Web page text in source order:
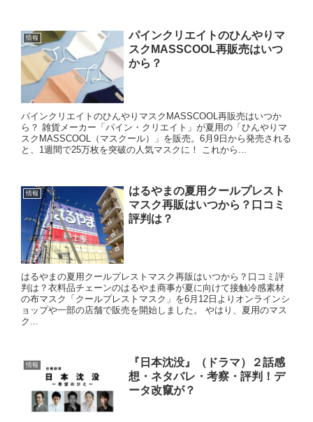
情報
パインクリエイトのひんやりマ
スクMASSCOOL再販売はいつ
から？
パインクリエイトのひんやりマスクMASSCOOL再販売はいつか
ら？ 雑貨メーカー「パイン・クリエイト」が夏用の「ひんやりマ
スクMASSCOOL（マスクール）」を販売。6月9日から発売される
と、1週間で25万枚を突破の人気マスクに！ これから...
情報
はるやまの夏用クールプレスト
マスク再販はいつから？口コミ
評判は？
はるやまの夏用クールプレストマスク再販はいつから？口コミ評
判は？衣料品チェーンのはるやま商事が夏に向けて接触冷感素材
の布マスク「クールプレストマスク」を6月12日よりオンラインシ
ョップや一部の店舗で販売を開始しました。 やはり、夏用のマス
ク...
情報
『日本沈没』（ドラマ）２話感
想・ネタバレ・考察・評判！デ
ータ改竄が？